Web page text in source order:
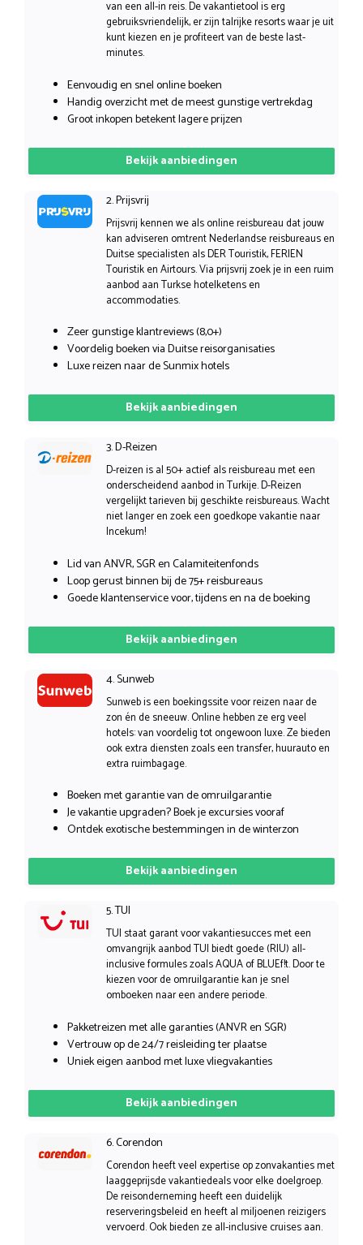
van een all-in reis. De vakantietool is erg
gebruiksvriendelijk, er zijn talrijke resorts waar je uit
kunt kiezen en je profiteert van de beste last-
minutes.
Eenvoudig en snel online boeken
Handig overzicht met de meest gunstige vertrekdag
Groot inkopen betekent lagere prijzen
Bekijk aanbiedingen
2. Prijsvrij
Prijsvrij kennen we als online reisbureau dat jouw
kan adviseren omtrent Nederlandse reisbureaus en
Duitse specialisten als DER Touristik, FERIEN
Touristik en Airtours. Via prijsvrij zoek je in een ruim
aanbod aan Turkse hotelketens en
accommodaties.
Zeer gunstige klantreviews (8,0+)
Voordelig boeken via Duitse reisorganisaties
Luxe reizen naar de Sunmix hotels
Bekijk aanbiedingen
3. D-Reizen
D-reizen is al 50+ actief als reisbureau met een
onderscheidend aanbod in Turkije. D-Reizen
vergelijkt tarieven bij geschikte reisbureaus. Wacht
niet langer en zoek een goedkope vakantie naar
Incekum!
Lid van ANVR, SGR en Calamiteitenfonds
Loop gerust binnen bij de 75+ reisbureaus
Goede klantenservice voor, tijdens en na de boeking
Bekijk aanbiedingen
4. Sunweb
Sunweb is een boekingssite voor reizen naar de
zon én de sneeuw. Online hebben ze erg veel
hotels: van voordelig tot ongewoon luxe. Ze bieden
ook extra diensten zoals een transfer, huurauto en
extra ruimbagage.
Boeken met garantie van de omruilgarantie
Je vakantie upgraden? Boek je excursies vooraf
Ontdek exotische bestemmingen in de winterzon
Bekijk aanbiedingen
5. TUI
TUI staat garant voor vakantiesucces met een
omvangrijk aanbod TUI biedt goede (RIU) all-
inclusive formules zoals AQUA of BLUEf!t. Door te
kiezen voor de omruilgarantie kan je snel
omboeken naar een andere periode.
Pakketreizen met alle garanties (ANVR en SGR)
Vertrouw op de 24/7 reisleiding ter plaatse
Uniek eigen aanbod met luxe vliegvakanties
Bekijk aanbiedingen
6. Corendon
Corendon heeft veel expertise op zonvakanties met
laaggeprijsde vakantiedeals voor elke doelgroep.
De reisonderneming heeft een duidelijk
reserveringsbeleid en heeft al miljoenen reizigers
vervoerd. Ook bieden ze all-inclusive cruises aan.